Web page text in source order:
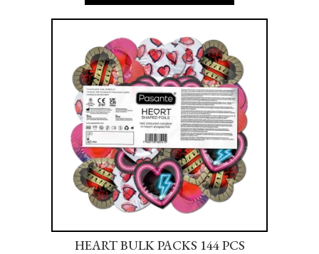
HEART BULK PACKS 144 PCS